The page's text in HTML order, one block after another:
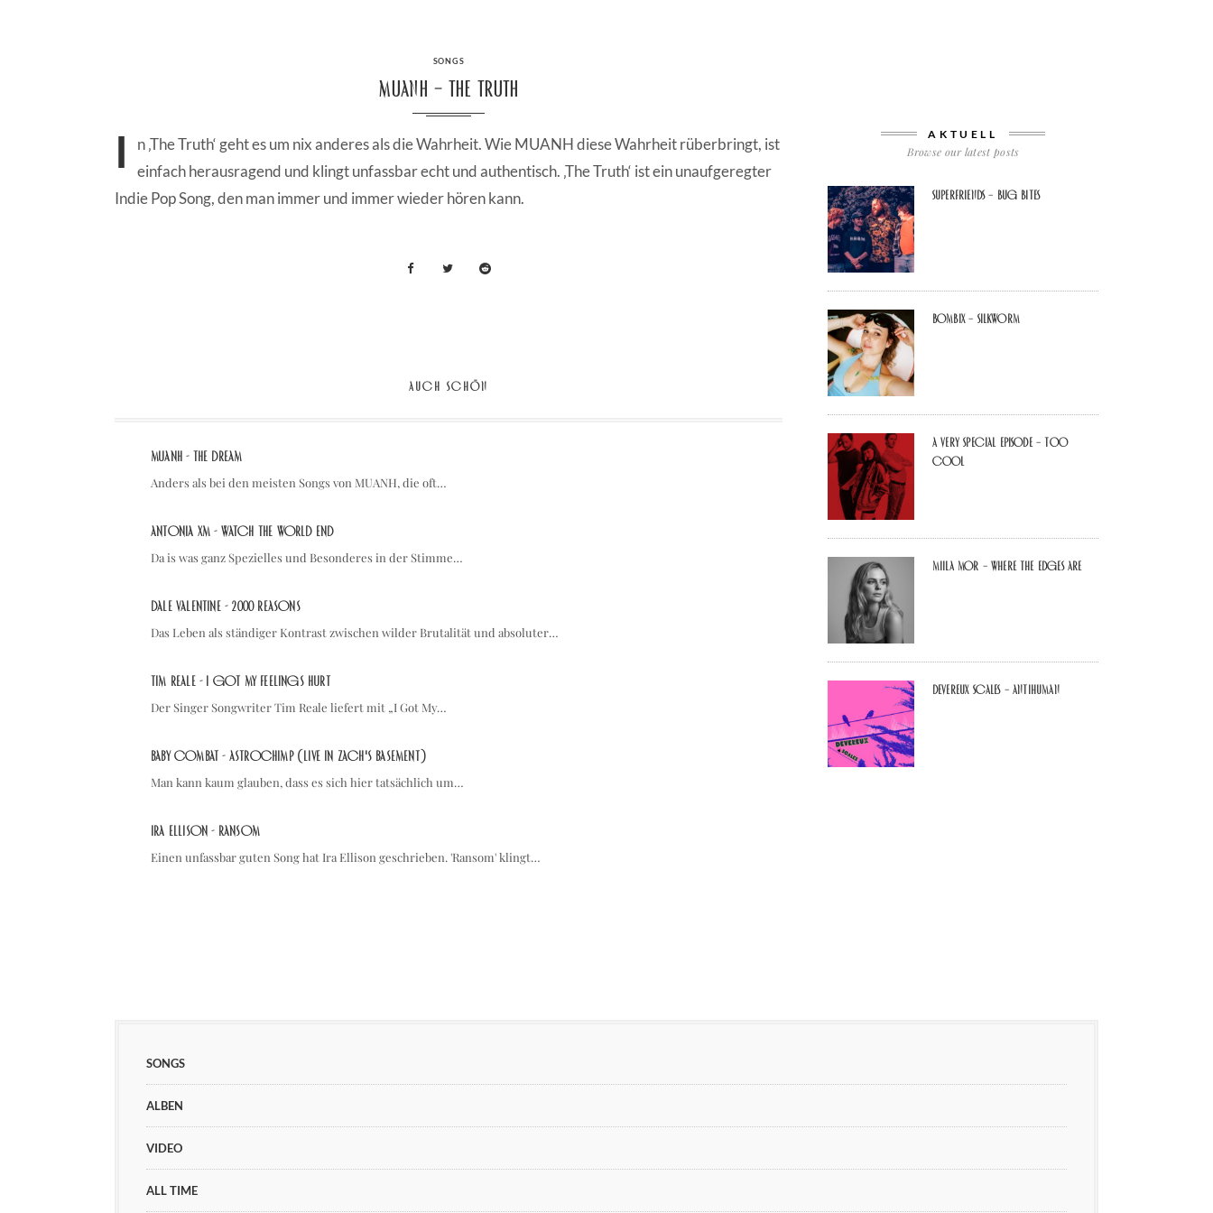
CATEGORIES
SONGS
MUANH – The Truth
I
n ‚The Truth‘ geht es um nix anderes als die Wahrheit. Wie MUANH diese Wahrheit rüberbringt, ist
einfach herausragend und klingt unfassbar echt und authentisch. ‚The Truth‘ ist ein unaufgeregter
Indie Pop Song, den man immer und immer wieder hören kann.
AUCH SCHÖN
MUANH - the dream
Anders als bei den meisten Songs von MUANH, die oft…
Antonia XM - Watch the world end
Da is was ganz Spezielles und Besonderes in der Stimme…
Dale Valentine - 2000 Reasons
Das Leben als ständiger Kontrast zwischen wilder Brutalität und absoluter…
Tim Reale - I Got My Feelings Hurt
Der Singer Songwriter Tim Reale liefert mit „I Got My…
Baby Combat - Astrochimp (Live in Zach's Basement)
Man kann kaum glauben, dass es sich hier tatsächlich um…
Ira Ellison - Ransom
Einen unfassbar guten Song hat Ira Ellison geschrieben. 'Ransom' klingt…
AKTUELL
Browse our latest posts
Superfriends – Bug Bites
Bombix – Silkworm
A Very Special Episode – Too
Cool
Miila Mor – Where The Edges Are
Devereux Scales – Antihuman
SONGS
ALBEN
VIDEO
ALL TIME